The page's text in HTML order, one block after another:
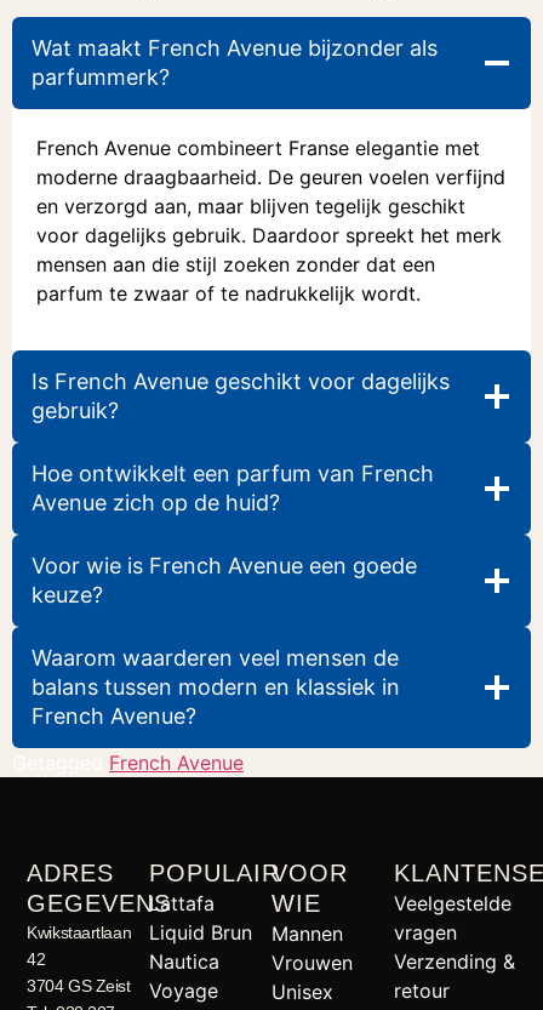
Wat maakt French Avenue bijzonder als
parfummerk?
French Avenue combineert Franse elegantie met
moderne draagbaarheid. De geuren voelen verfijnd
en verzorgd aan, maar blijven tegelijk geschikt
voor dagelijks gebruik. Daardoor spreekt het merk
mensen aan die stijl zoeken zonder dat een
parfum te zwaar of te nadrukkelijk wordt.
Is French Avenue geschikt voor dagelijks
gebruik?
Hoe ontwikkelt een parfum van French
Avenue zich op de huid?
Voor wie is French Avenue een goede
keuze?
Waarom waarderen veel mensen de
balans tussen modern en klassiek in
French Avenue?
French Avenue
ADRES
GEGEVENS
Kwikstaartlaan
42
3704 GS Zeist
POPULAIR
Lattafa
Liquid Brun
Nautica
Voyage
VOOR
WIE
Mannen
Vrouwen
Unisex
Veelgestelde
vragen
Verzending &
retour